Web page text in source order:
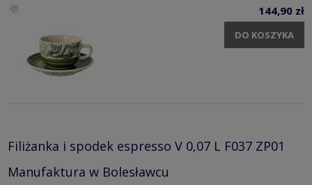
144,90 zł
DO KOSZYKA
Filiżanka i spodek espresso V 0,07 L F037 ZP01
Manufaktura w Bolesławcu